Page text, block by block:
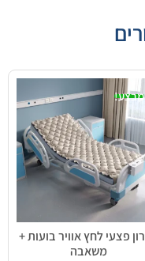
מבצע!
פצעי לחץ אוויר בועות +
משאבה